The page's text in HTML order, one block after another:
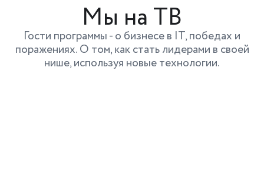
Мы на ТВ
Гости программы - о бизнесе в IT, победах и
поражениях. О том, как стать лидерами в своей
нише, используя новые технологии.